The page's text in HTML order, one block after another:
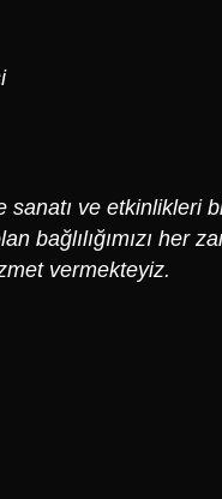
ve etkinlikleri
bağlılığımızı her
vermekteyiz.